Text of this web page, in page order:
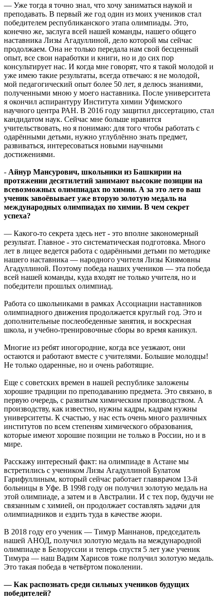
— Уже тогда я точно знал, что хочу заниматься наукой и
преподавать. В первый же год один из моих учеников стал
победителем республиканского этапа олимпиады. Это,
конечно же, заслуга всей нашей команды, нашего общего
наставника Лизы Агадуллиной, дело которой мы сейчас
продолжаем. Она не только передала нам свой бесценный
опыт, все свои наработки и книги, но и до сих пор
консультирует нас. И когда мне говорят, что я такой молодой и
уже имею такие результаты, всегда отвечаю: я не молодой,
мой педагогический опыт более 50 лет, я делюсь знаниями,
полученными мною у моего наставника. После университета
я окончил аспирантуру Института химии Уфимского
научного центра РАН. В 2016 году защитил диссертацию, стал
кандидатом наук. Сейчас мне больше нравится
учительствовать, но я понимаю: для того чтобы работать с
одарёнными детьми, нужно углублённо знать предмет,
развиваться, интересоваться новыми научными
достижениями.
- Айнур Мансурович, школьники из Башкирии на
протяжении десятилетий занимают высокие позиции на
всевозможных олимпиадах по химии. А за это лето ваш
ученик завоёвывает уже вторую золотую медаль на
международных олимпиадах по химии. В чем секрет
успеха?
— Какого-то секрета здесь нет - это вполне закономерный
результат. Главное - это систематическая подготовка. Много
лет в лицее ведется работа с одарёнными детьми по методике
нашего наставника — народного учителя Лизы Киямовны
Агадуллиной. Поэтому победа наших учеников — эта победа
всей нашей команды, куда входят не только учителя, но и
победители прошлых олимпиад.
Работа со школьниками в рамках Ассоциации наставников
олимпиадного движения продолжается круглый год. Это и
дополнительные послеобеденные занятия, и воскресная
школа, и учебно-тренировочные сборы во время каникул.
Многие из ребят иногородние, когда все уезжают, они
остаются и работают вместе с учителями. Большие молодцы!
Не только одаренные, но и очень работящие.
Еще с советских времен в нашей республике заложены
хорошие традиции по преподаванию предмета. Это связано, в
первую очередь, с развитым химическим производством. А
производству, как известно, нужны кадры, кадрам нужны
университеты. К счастью, у нас есть очень много различных
институтов по всем степеням химического образования,
которые имеют хорошие позиции не только в России, но и в
мире.
Расскажу интересный факт: на олимпиаде в Астане мы
встретились с учеником Лизы Агадуллиной Булатом
Гарифуллиным, который сейчас работает главврачом 13-й
больницы в Уфе. В 1998 году он получил золотую медаль на
этой олимпиаде, а затем и в Австралии. И с тех пор, будучи не
связанным с химией, он продолжает составлять задачи для
олимпиадников и ездить туда в качестве жюри.
В 2018 году его ученик — Тимур Маннанов, председатель
нашей АНОД, получил золотую медаль на международной
олимпиаде в Белоруссии и теперь спустя 5 лет уже ученик
Тимура — наш Вадим Харисов тоже получил золотую медаль.
Это такая победа в четвёртом поколении.
— Как распознать среди сильных учеников будущих
победителей?